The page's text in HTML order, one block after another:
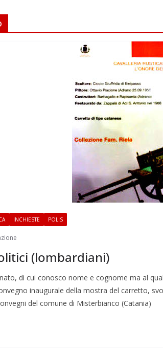
INCHIESTE POLIS
(lombardiani)
di cui conosco nome e cognome ma al
inaugurale della mostra del carretto,
del comune di Misterbianco (Catania)